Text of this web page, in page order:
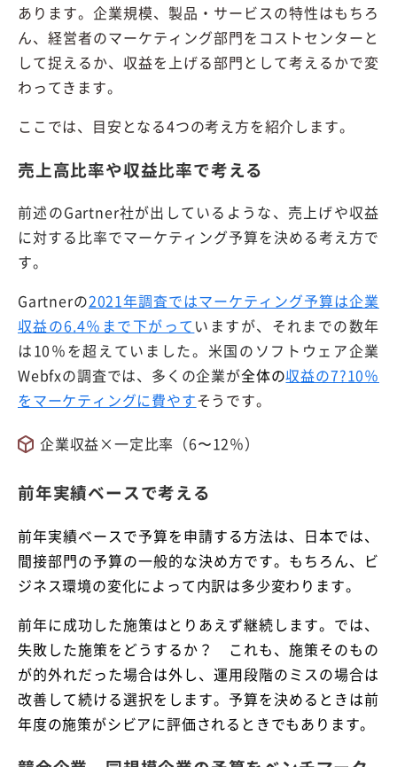
あります。企業規模、製品・サービスの特性はもちろ
ん、経営者のマーケティング部門をコストセンターと
して捉えるか、収益を上げる部門として考えるかで変
わってきます。
ここでは、目安となる4つの考え方を紹介します。
売上高比率や収益比率で考える
前述のGartner社が出しているような、売上げや収益
に対する比率でマーケティング予算を決める考え方で
す。
Gartnerの2021年調査ではマーケティング予算は企業
収益の6.4％まで下がって いますが、それまでの数年
は10％を超えていました。米国のソフトウェア企業
Webfxの調査では、多くの企業が全体の収益の7?10％
をマーケティングに費やすそうです。
企業収益×一定比率（6〜12％）
前年実績ベースで考える
前年実績ベースで予算を申請する方法は、日本では、
間接部門の予算の一般的な決め方です。もちろん、ビ
ジネス環境の変化によって内訳は多少変わります。
前年に成功した施策はとりあえず継続します。では、
失敗した施策をどうするか？ これも、施策そのもの
が的外れだった場合は外し、運用段階のミスの場合は
改善して続ける選択をします。予算を決めるときは前
年度の施策がシビアに評価されるときでもあります。